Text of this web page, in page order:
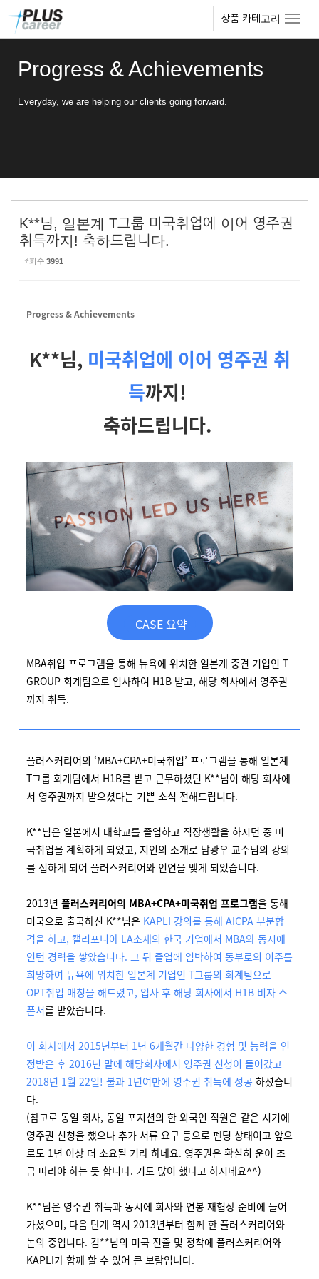
상품 카테고리
Progress & Achievements
Everyday, we are helping our clients going forward.
K**님, 일본계 T그룹 미국취업에 이어 영주권
취득까지! 축하드립니다.
조회 수 3991
Progress & Achievements
K**님, 미국취업에 이어 영주권 취
득까지!
축하드립니다.
CASE 요약
MBA취업 프로그램을 통해 뉴욕에 위치한 일본계 중견 기업인 T
GROUP 회계팀으로 입사하여 H1B 받고, 해당 회사에서 영주권
까지 취득.
플러스커리어의 ‘MBA+CPA+미국취업’ 프로그램을 통해 일본계
T그룹 회계팀에서 H1B를 받고 근무하셨던 K**님이 해당 회사에
서 영주권까지 받으셨다는 기쁜 소식 전해드립니다.
K**님은 일본에서 대학교를 졸업하고 직장생활을 하시던 중 미
국취업을 계획하게 되었고, 지인의 소개로 남광우 교수님의 강의
를 접하게 되어 플러스커리어와 인연을 맺게 되었습니다.
2013년 플러스커리어의 MBA+CPA+미국취업 프로그램을 통해
미국으로 출국하신 K**님은 KAPLI 강의를 통해 AICPA 부분합
격을 하고, 캘리포니아 LA소재의 한국 기업에서 MBA와 동시에
인턴 경력을 쌓았습니다. 그 뒤 졸업에 임박하여 동부로의 이주를
희망하여 뉴욕에 위치한 일본계 기업인 T그룹의 회계팀으로
OPT취업 매칭을 해드렸고, 입사 후 해당 회사에서 H1B 비자 스
폰서를 받았습니다.
이 회사에서 2015년부터 1년 6개월간 다양한 경험 및 능력을 인
정받은 후 2016년 말에 해당회사에서 영주권 신청이 들어갔고
2018년 1월 22일! 불과 1년여만에 영주권 취득에 성공 하셨습니
다.
(참고로 동일 회사, 동일 포지션의 한 외국인 직원은 같은 시기에
영주권 신청을 했으나 추가 서류 요구 등으로 펜딩 상태이고 앞으
로도 1년 이상 더 소요될 거라 하네요. 영주권은 확실히 운이 조
금 따라야 하는 듯 합니다. 기도 많이 했다고 하시네요^^)
K**님은 영주권 취득과 동시에 회사와 연봉 재협상 준비에 들어
가셨으며, 다음 단계 역시 2013년부터 함께 한 플러스커리어와
논의 중입니다. 김**님의 미국 진출 및 정착에 플러스커리어와
KAPLI가 함께 할 수 있어 큰 보람입니다.